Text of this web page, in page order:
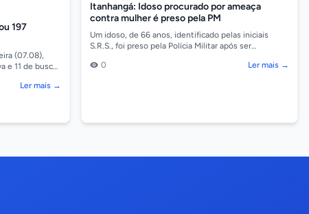
197
(07.08),
e 11 de busca
Ler mais →
Itanhangá: Idoso procurado por ameaça
contra mulher é preso pela PM
Um idoso, de 66 anos, identificado pelas iniciais
S.R.S., foi preso pela Polícia Militar após ser
0
Ler mais →